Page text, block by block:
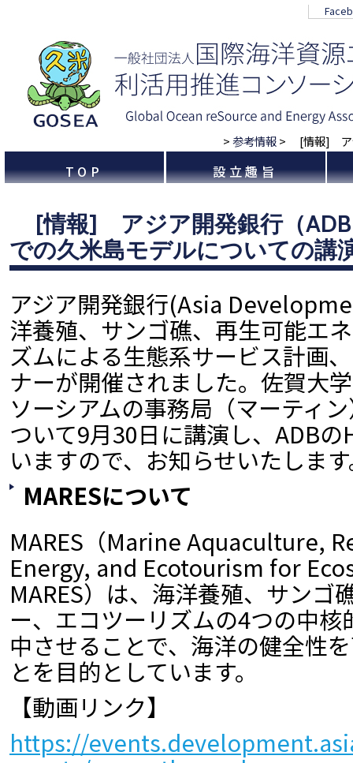
>参考情報> [情報] ア
TOP 設立趣旨
[情報] アジア開発銀行（ADB
での久米島モデルについての講
アジア開発銀行(Asia
洋養殖、サンゴ礁、再生可能エ
ズムによる生態系サービス計画
ナーが開催されました。佐賀大
ソーシアムの事務局（マーティ
ついて9月30日に講演し、ADB
いますので、お知らせいたしま
MARESについて
MARES（Marine Aquaculture,
Energy, and Ecotourism for
MARES）は、海洋養殖、サンゴ
ー、エコツーリズムの4つの中
中させることで、海洋の健全性
とを目的としています。
【動画リンク】
https://